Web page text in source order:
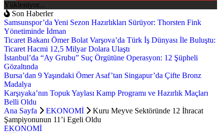
Yükleniyor...
Son Haberler
Samsunspor’da Yeni Sezon Hazırlıkları Sürüyor: Thorsten Fink
Yönetiminde İdman
Ticaret Bakanı Ömer Bolat Varşova’da Türk İş Dünyası İle Buluştu:
Ticaret Hacmi 12,5 Milyar Dolara Ulaştı
İstanbul’da “Ay Grubu” Suç Örgütüne Operasyon: 12 Şüpheli
Gözaltında
Bursa’dan 9 Yaşındaki Ömer Asaf’tan Singapur’da Çifte Bronz
Madalya
Karşıyaka’nın Topuk Yaylası Kamp Programı ve Hazırlık Maçları
Belli Oldu
Ana Sayfa
EKONOMİ
Kuru Meyve Sektöründe 12 İhracat
Şampiyonunun 11’i Egeli Oldu
EKONOMİ